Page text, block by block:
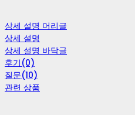
상세 설명 머리글
상세 설명
상세 설명 바닥글
후기(0)
질문(10)
관련 상품